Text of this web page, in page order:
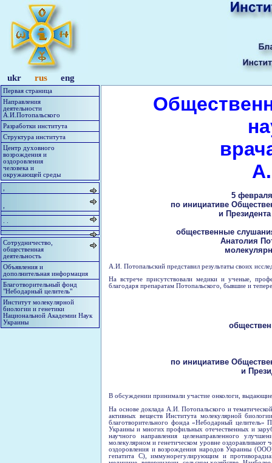
ukr rus eng
Первая страница
Направления
деятельности
А.И.Потопальского
Разработки института
Структура института
Центр духовного
возрождения и
оздоровления
человека и
окружающей среды
Сотрудничество,
общественная
деятельность
Объявления и
дополнительная информация
Благотворительный фонд
"Небодарный целитель"
Институт молекулярной
биологии и генетики
Национальной Академии Наук
Украины
5
по инициативе
и
общественные
Анатолия
А.И. Потопальский представил результаты своих
На встрече присутствовали медики и ученые,
благодаря препаратам Потопальского, бывшие и
по инициативе
и
В обсуждении принимали участие онкологи,
На основе доклада А.И. Потопальского и
активных веществ Института молекулярной
благотворительного фонда «Небодарный
Украины и многих профильных отечественных и
научного направления целенаправленного
молекулярном и генетическом уровне
оздоровления и возрождения народов Украины
гепатита С), иммунорегулирующим и